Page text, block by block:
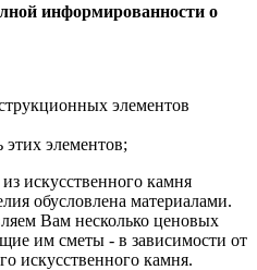
информированности о
элементов
этих элементов;
искусственного камня
обусловлена материалами.
Вам несколько ценовых
им сметы - в зависимости от
искусственного камня.